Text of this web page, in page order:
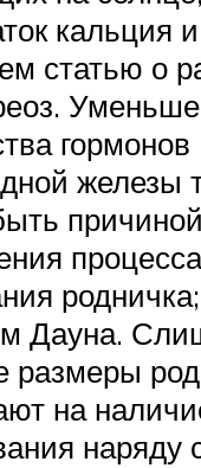
кальция
статью о
гормонов
железы
причиной
процесса
родничка;
Дауна.
размеры
на
наряду